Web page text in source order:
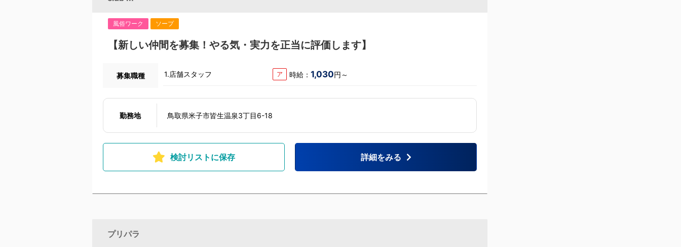
風俗ワーク ソープ
【新しい仲間を募集！やる気・実力を正当に評価します】
募集職種 1.店舗スタッフ ア 時給：1,030円～
勤務地 鳥取県米子市皆生温泉3丁目6-18
検討リストに保存 詳細をみる
プリパラ